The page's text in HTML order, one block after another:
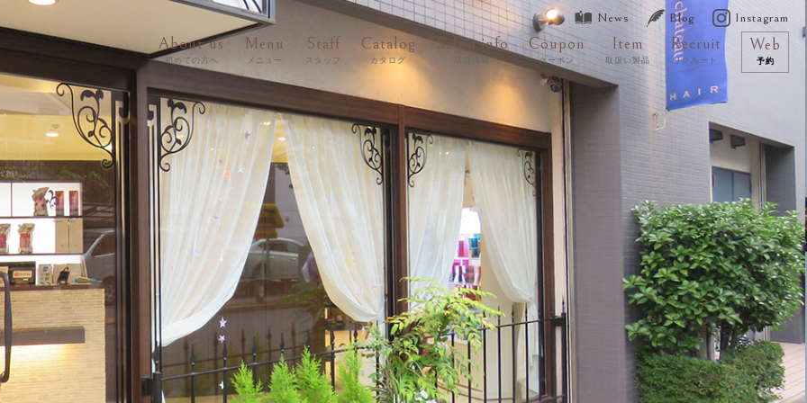
News Blog Instagram
About us
初めての方へ
Menu
メニュー
Staff
スタッフ
Catalog
カタログ
Salon info
店舗情報
Coupon
クーポン
Item
取扱い製品
Recruit
リクルート
Web
予約